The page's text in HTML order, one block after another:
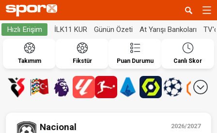
Hızlı Erişim İLK11 KUR Günün Özeti At Yarışı Bankoları
Takımım Fikstür Puan Durumu Canlı Skor
2026/2027
Nacional